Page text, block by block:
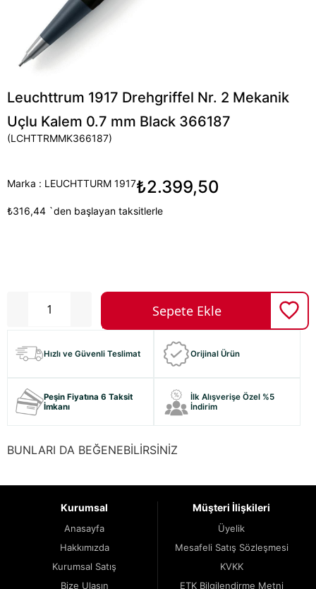
Leuchttrum 1917 Drehgriffel Nr. 2 Mekanik
Uçlu Kalem 0.7 mm Black 366187
(LCHTTRMMK366187)
Marka : LEUCHTTURM 1917₺2.399,50
₺316,44 `den başlayan taksitlerle
Hızlı ve Güvenli Teslimat Orijinal Ürün
Peşin Fiyatına 6 Taksit
İmkanı
İlk Alışverişe Özel %5
İndirim
BUNLARI DA BEĞENEBİLİRSİNİZ
Kurumsal
Anasayfa
Hakkımızda
Kurumsal Satış
Bize Ulaşın
Müşteri İlişkileri
Üyelik
Mesafeli Satış Sözleşmesi
KVKK
ETK Bilgilendirme Metni